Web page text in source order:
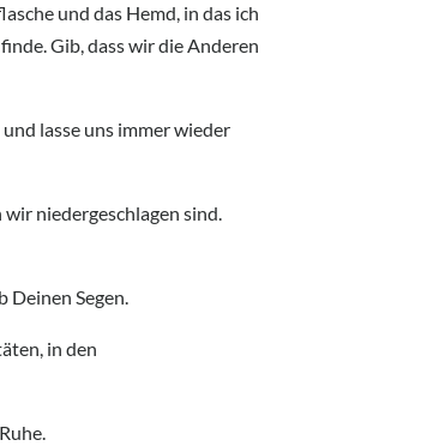
und das Hemd, in das ich
Gib, dass wir die Anderen
lasse uns immer wieder
niedergeschlagen sind.
Deinen Segen.
in den